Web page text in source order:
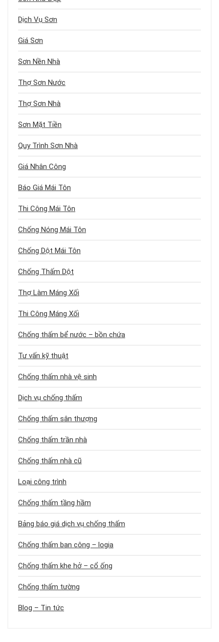
Dịch Vụ Sơn
Giá Sơn
Sơn Nền Nhà
Thợ Sơn Nước
Thợ Sơn Nhà
Sơn Mặt Tiền
Quy Trình Sơn Nhà
Giá Nhân Công
Báo Giá Mái Tôn
Thi Công Mái Tôn
Chống Nóng Mái Tôn
Chống Dột Mái Tôn
Chống Thấm Dột
Thợ Làm Máng Xối
Thi Công Máng Xối
Chống thấm bể nước – bồn chứa
Tư vấn kỹ thuật
Chống thấm nhà vệ sinh
Dịch vụ chống thấm
Chống thấm sân thượng
Chống thấm trần nhà
Chống thấm nhà cũ
Loại công trình
Chống thấm tầng hầm
Bảng báo giá dịch vụ chống thấm
Chống thấm ban công – logia
Chống thấm khe hở – cổ ống
Chống thấm tường
Blog – Tin tức